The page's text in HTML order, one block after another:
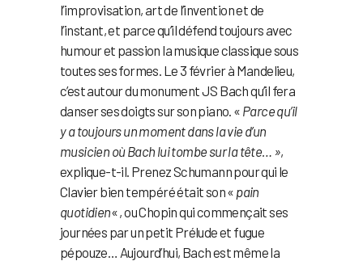
l’improvisation, art de l’invention et de
l’instant, et parce qu’il défend toujours avec
humour et passion la musique classique sous
toutes ses formes. Le 3 février à Mandelieu,
c’est autour du monument JS Bach qu’il fera
danser ses doigts sur son piano. « Parce qu’il
y a toujours un moment dans la vie d’un
musicien où Bach lui tombe sur la tête… »,
explique-t-il. Prenez Schumann pour qui le
Clavier bien tempéré était son « pain
quotidien« , ou Chopin qui commençait ses
journées par un petit Prélude et fugue
pépouze… Aujourd’hui, Bach est même la